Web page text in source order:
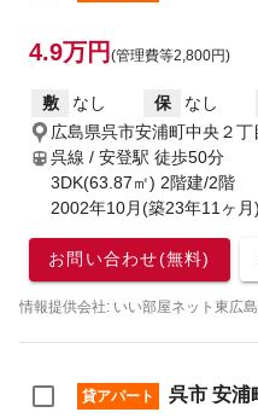
4.9万円 (管理費等2,800円)
敷 なし 保 なし
広島県呉市安浦町中央２丁
呉線 / 安登駅 徒歩50分
3DK(63.87㎡) 2階建/2階
2002年10月(築23年11ヶ月)
お問い合わせ(無料)
情報提供会社: いい部屋ネット東広
貸アパート 呉市 安浦